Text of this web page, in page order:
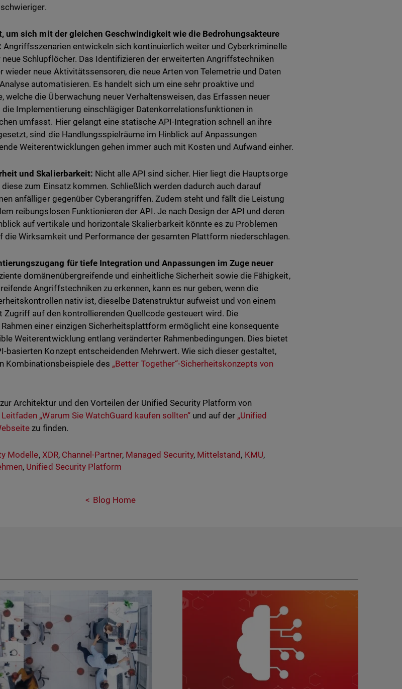
um sich mit der gleichen Geschwindigkeit wie die Bedrohungsakteure
Angriffsszenarien entwickeln sich kontinuierlich weiter und Cyberkriminelle
Schlupflöcher. Das Identifizieren der erweiterten Angriffstechniken
wieder neue Aktivitätssensoren, die neue Arten von Telemetrie und Daten
automatisieren. Es handelt sich um eine sehr proaktive und
welche die Überwachung neuer Verhaltensweisen, das Erfassen neuer
die Implementierung einschlägiger Datenkorrelationsfunktionen in
umfasst. Hier gelangt eine statische API-Integration schnell an ihre
sind die Handlungsspielräume im Hinblick auf Anpassungen
Weiterentwicklungen gehen immer auch mit Kosten und Aufwand einher.
und Skalierbarkeit: Nicht alle API sind sicher. Hier liegt die Hauptsorge
diese zum Einsatz kommen. Schließlich werden dadurch auch darauf
anfälliger gegenüber Cyberangriffen. Zudem steht und fällt die Leistung
reibungslosen Funktionieren der API. Je nach Design der API und deren
auf vertikale und horizontale Skalierbarkeit könnte es zu Problemen
die Wirksamkeit und Performance der gesamten Plattform niederschlagen.
für tiefe Integration und Anpassungen im Zuge neuer
domänenübergreifende und einheitliche Sicherheit sowie die Fähigkeit,
Angriffstechniken zu erkennen, kann es nur geben, wenn die
nativ ist, dieselbe Datenstruktur aufweist und von einem
Zugriff auf den kontrollierenden Quellcode gesteuert wird. Die
einer einzigen Sicherheitsplattform ermöglicht eine konsequente
Weiterentwicklung entlang veränderter Rahmenbedingungen. Dies bietet
basierten Konzept entscheidenden Mehrwert. Wie sich dieser gestaltet,
Kombinationsbeispiele des „Better Together“-Sicherheitskonzepts von
Architektur und den Vorteilen der Unified Security Platform von
Leitfaden „Warum Sie WatchGuard kaufen sollten“ und auf der „Unified
zu finden.
Modelle, XDR, Channel-Partner, Managed Security, Mittelstand , KMU,
, Unified Security Platform
Blog Home